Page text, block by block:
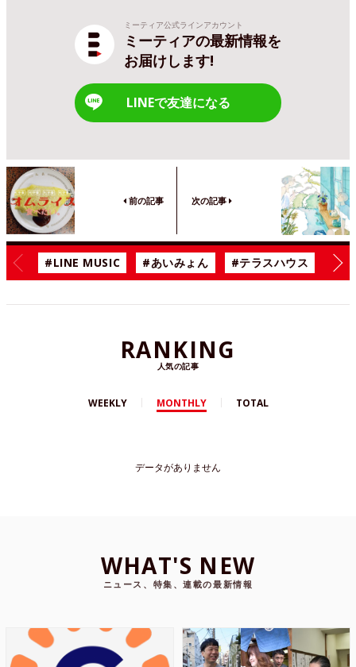
ミーティア公式ラインアカウント
ミーティアの最新情報を
お届けします!
LINEで友達になる
前の記事 次の記事
#LINE MUSIC #あいみょん #テラスハウス #漫
RANKING
人気の記事
WEEKLY MONTHLY TOTAL
データがありません
WHAT'S NEW
ニュース、特集、連載の最新情報